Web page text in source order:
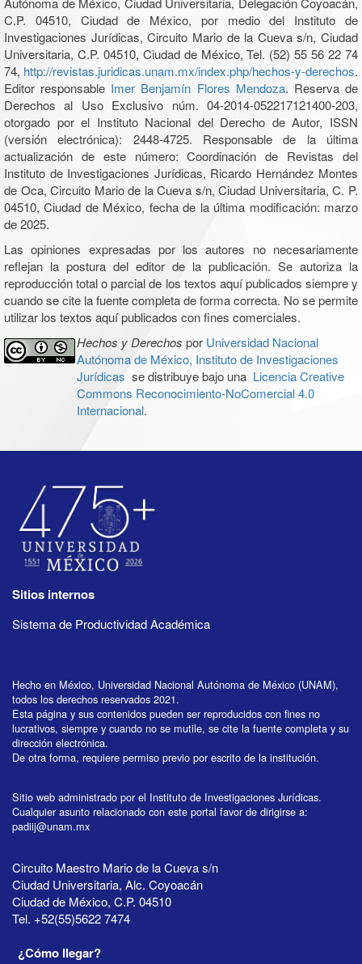
C.P. 04510, Ciudad de México, por medio del Instituto de
Investigaciones Jurídicas, Circuito Mario de la Cueva s/n, Ciudad
Universitaria, C.P. 04510, Ciudad de México, Tel. (52) 55 56 22 74
74, http://revistas.juridicas.unam.mx/index.php/hechos-y-derechos.
Editor responsable Imer Benjamín Flores Mendoza. Reserva de
Derechos al Uso Exclusivo núm. 04-2014-052217121400-203,
otorgado por el Instituto Nacional del Derecho de Autor, ISSN
(versión electrónica): 2448-4725. Responsable de la última
actualización de este número: Coordinación de Revistas del
Instituto de Investigaciones Jurídicas, Ricardo Hernández Montes
de Oca, Circuito Mario de la Cueva s/n, Ciudad Universitaria, C. P.
04510, Ciudad de México, fecha de la última modificación: marzo
de 2025.
Las opiniones expresadas por los autores no necesariamente
reflejan la postura del editor de la publicación. Se autoriza la
reproducción total o parcial de los textos aquí publicados siempre y
cuando se cite la fuente completa de forma correcta. No se permite
utilizar los textos aquí publicados con fines comerciales.
Hechos y Derechos por Universidad Nacional
Autónoma de México, Instituto de Investigaciones
Jurídicas se distribuye bajo una Licencia Creative
Commons Reconocimiento-NoComercial 4.0
Internacional.
Sitios internos
Sistema de Productividad Académica
Hecho en México, Universidad Nacional Autónoma de México (UNAM),
todos los derechos reservados 2021.
Esta página y sus contenidos pueden ser reproducidos con fines no
lucrativos, siempre y cuando no se mutile, se cite la fuente completa y su
dirección electrónica.
De otra forma, requiere permiso previo por escrito de la institución.
Sitio web administrado por el Instituto de Investigaciones Jurídicas.
Cualquier asunto relacionado con este portal favor de dirigirse a:
padiij@unam.mx
Circuito Maestro Mario de la Cueva s/n
Ciudad Universitaria, Alc. Coyoacán
Ciudad de México, C.P. 04510
Tel. +52(55)5622 7474
¿Cómo llegar?